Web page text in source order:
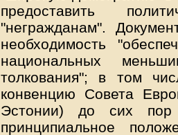
предоставить
"негражданам".
необходимость
национальных
толкования"; в том
конвенцию Совета
Эстонии) до сих
принципиальное